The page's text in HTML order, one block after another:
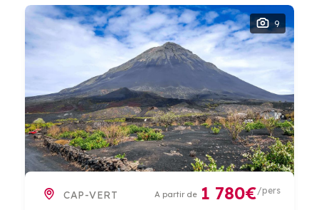
9
CAP-VERT A partir de 1 780€/pers